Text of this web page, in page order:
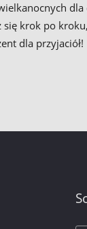
dla
krok po
dla przyjaciół!